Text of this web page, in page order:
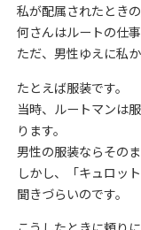
私が配属されたとき
何さんはルートの仕
ただ、男性ゆえに私
たとえば服装です。
当時、ルートマンは
ります。
男性の服装ならその
しかし、「キュロッ
聞きづらいのです。